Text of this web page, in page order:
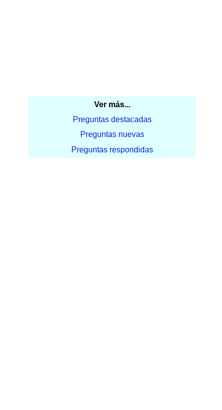
Ver más...
Preguntas destacadas
Preguntas nuevas
Preguntas respondidas